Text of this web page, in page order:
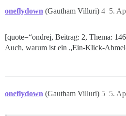
oneflydown (Gautham Villuri) 5.
4
[quote=“ondrej, Beitrag: 2, Thema:
Auch, warum ist ein „Ein-Klick-
oneflydown (Gautham Villuri) 5.
5